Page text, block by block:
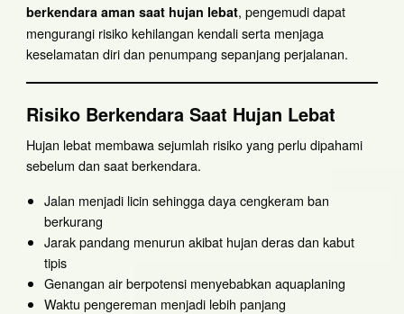
berkendara aman saat hujan lebat, pengemudi dapat
mengurangi risiko kehilangan kendali serta menjaga
keselamatan diri dan penumpang sepanjang perjalanan.
Risiko Berkendara Saat Hujan Lebat
Hujan lebat membawa sejumlah risiko yang perlu dipahami
sebelum dan saat berkendara.
Jalan menjadi licin sehingga daya cengkeram ban
berkurang
Jarak pandang menurun akibat hujan deras dan kabut
tipis
Genangan air berpotensi menyebabkan aquaplaning
Waktu pengereman menjadi lebih panjang